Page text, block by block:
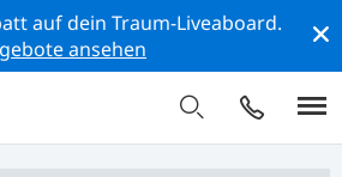
auf dein Traum-Liveaboard.
ansehen